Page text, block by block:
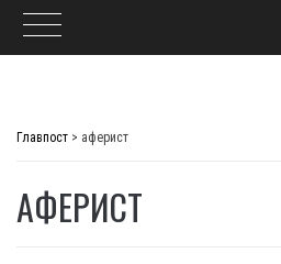
Главпост > аферист
АФЕРИСТ